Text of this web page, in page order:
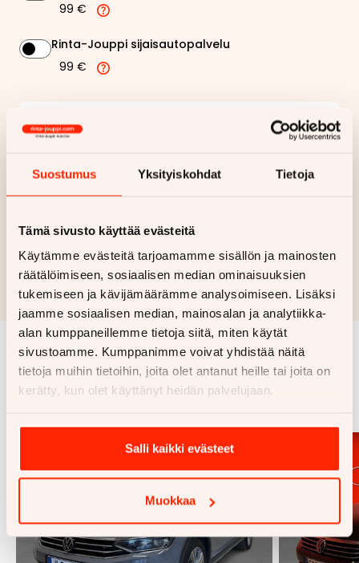
Suostumus Yksityiskohdat Tietoja
Tämä sivusto käyttää evästeitä
Käytämme evästeitä tarjoamamme sisällön ja mainosten
räätälöimiseen, sosiaalisen median ominaisuuksien
tukemiseen ja kävijämäärämme analysoimiseen. Lisäksi
jaamme sosiaalisen median, mainosalan ja analytiikka-
alan kumppaneillemme tietoja siitä, miten käytät
sivustoamme. Kumppanimme voivat yhdistää näitä
tietoja muihin tietoihin, joita olet antanut heille tai joita on
kerätty, kun olet käyttänyt heidän palvelujaan.
Salli kaikki evästeet
Muokkaa
99 €
Rinta-Jouppi sijaisautopalvelu
99 €
Kuukausierä 142,56 €
Hae rahoitustarjous
Rahoituslaskelma on suuntaa antava ja edellyttää hyväksytyn
luottopäätöksen ja kaskovakuutuksen.
Samankaltaisia ajoneuvoja
Katso kaikki